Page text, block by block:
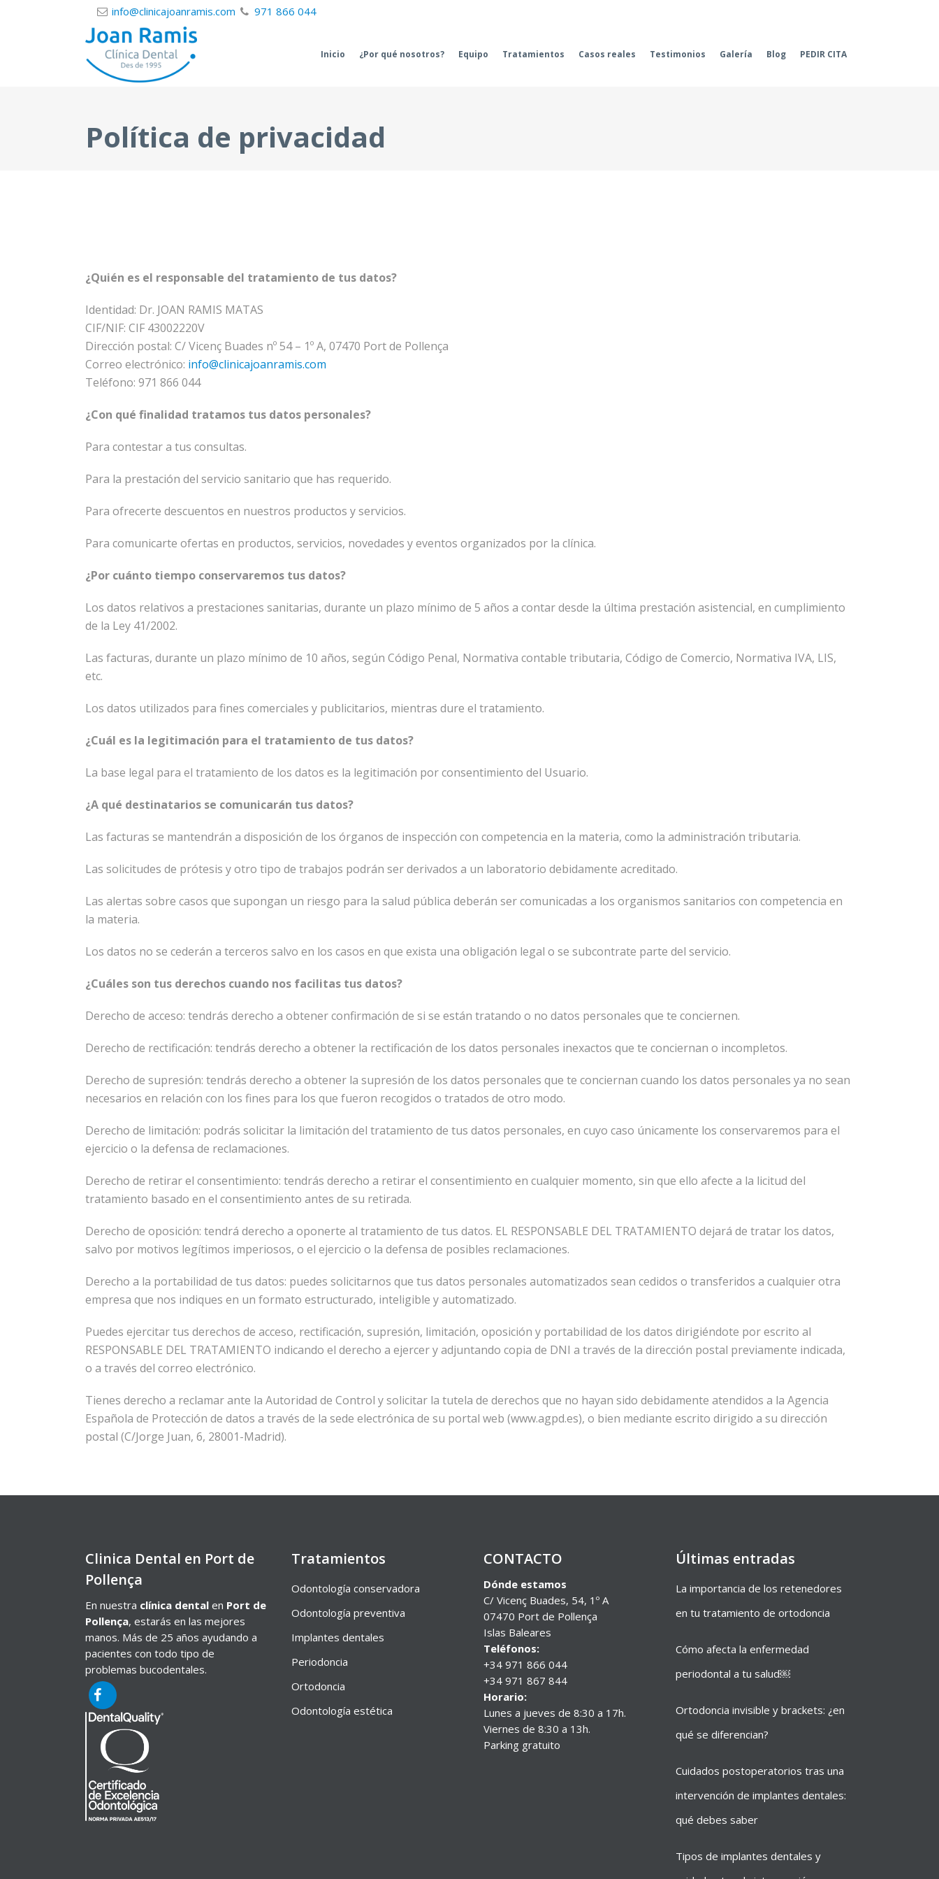
info@clinicajoanramis.com 971 866 044
Inicio ¿Por qué nosotros? Equipo Tratamientos Casos reales Testimonios Galería Blog PEDIR CITA
Política de privacidad
¿Quién es el responsable del tratamiento de tus datos?
Identidad: Dr. JOAN RAMIS MATAS
CIF/NIF: CIF 43002220V
Dirección postal: C/ Vicenç Buades nº 54 – 1º A, 07470 Port de Pollença
Correo electrónico: info@clinicajoanramis.com
Teléfono: 971 866 044
¿Con qué finalidad tratamos tus datos personales?
Para contestar a tus consultas.
Para la prestación del servicio sanitario que has requerido.
Para ofrecerte descuentos en nuestros productos y servicios.
Para comunicarte ofertas en productos, servicios, novedades y eventos organizados por la clínica.
¿Por cuánto tiempo conservaremos tus datos?
Los datos relativos a prestaciones sanitarias, durante un plazo mínimo de 5 años a contar desde la última prestación asistencial, en cumplimiento
de la Ley 41/2002.
Las facturas, durante un plazo mínimo de 10 años, según Código Penal, Normativa contable tributaria, Código de Comercio, Normativa IVA, LIS,
etc.
Los datos utilizados para fines comerciales y publicitarios, mientras dure el tratamiento.
¿Cuál es la legitimación para el tratamiento de tus datos?
La base legal para el tratamiento de los datos es la legitimación por consentimiento del Usuario.
¿A qué destinatarios se comunicarán tus datos?
Las facturas se mantendrán a disposición de los órganos de inspección con competencia en la materia, como la administración tributaria.
Las solicitudes de prótesis y otro tipo de trabajos podrán ser derivados a un laboratorio debidamente acreditado.
Las alertas sobre casos que supongan un riesgo para la salud pública deberán ser comunicadas a los organismos sanitarios con competencia en
la materia.
Los datos no se cederán a terceros salvo en los casos en que exista una obligación legal o se subcontrate parte del servicio.
¿Cuáles son tus derechos cuando nos facilitas tus datos?
Derecho de acceso: tendrás derecho a obtener confirmación de si se están tratando o no datos personales que te conciernen.
Derecho de rectificación: tendrás derecho a obtener la rectificación de los datos personales inexactos que te conciernan o incompletos.
Derecho de supresión: tendrás derecho a obtener la supresión de los datos personales que te conciernan cuando los datos personales ya no sean
necesarios en relación con los fines para los que fueron recogidos o tratados de otro modo.
Derecho de limitación: podrás solicitar la limitación del tratamiento de tus datos personales, en cuyo caso únicamente los conservaremos para el
ejercicio o la defensa de reclamaciones.
Derecho de retirar el consentimiento: tendrás derecho a retirar el consentimiento en cualquier momento, sin que ello afecte a la licitud del
tratamiento basado en el consentimiento antes de su retirada.
Derecho de oposición: tendrá derecho a oponerte al tratamiento de tus datos. EL RESPONSABLE DEL TRATAMIENTO dejará de tratar los datos,
salvo por motivos legítimos imperiosos, o el ejercicio o la defensa de posibles reclamaciones.
Derecho a la portabilidad de tus datos: puedes solicitarnos que tus datos personales automatizados sean cedidos o transferidos a cualquier otra
empresa que nos indiques en un formato estructurado, inteligible y automatizado.
Puedes ejercitar tus derechos de acceso, rectificación, supresión, limitación, oposición y portabilidad de los datos dirigiéndote por escrito al
RESPONSABLE DEL TRATAMIENTO indicando el derecho a ejercer y adjuntando copia de DNI a través de la dirección postal previamente indicada,
o a través del correo electrónico.
Tienes derecho a reclamar ante la Autoridad de Control y solicitar la tutela de derechos que no hayan sido debidamente atendidos a la Agencia
Española de Protección de datos a través de la sede electrónica de su portal web (www.agpd.es), o bien mediante escrito dirigido a su dirección
postal (C/Jorge Juan, 6, 28001-Madrid).
Clinica Dental en Port de
Pollença
En nuestra clínica dental en Port de
Pollença, estarás en las mejores
manos. Más de 25 años ayudando a
pacientes con todo tipo de
problemas bucodentales.
Tratamientos
Odontología conservadora
Odontología preventiva
Implantes dentales
Periodoncia
Ortodoncia
Odontología estética
CONTACTO
Dónde estamos
C/ Vicenç Buades, 54, 1º A
07470 Port de Pollença
Islas Baleares
Teléfonos:
+34 971 866 044
+34 971 867 844
Horario:
Lunes a jueves de 8:30 a 17h.
Viernes de 8:30 a 13h.
Parking gratuito
Últimas entradas
La importancia de los retenedores
en tu tratamiento de ortodoncia
Cómo afecta la enfermedad
periodontal a tu salud￼
Ortodoncia invisible y brackets: ¿en
qué se diferencian?
Cuidados postoperatorios tras una
intervención de implantes dentales:
qué debes saber
Tipos de implantes dentales y